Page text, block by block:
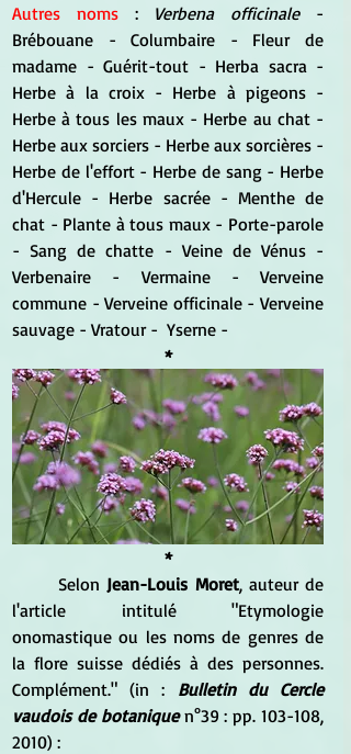
Autres noms : Verbena officinale -
Brébouane - Columbaire - Fleur de
madame - Guérit-tout - Herba sacra -
Herbe à tous les maux -
Herbe aux sorciers - Herbe aux sorcières -
Herbe de l'effort - Herbe de sang - Herbe
d'Hercule - Herbe sacrée - Menthe de
chat - Plante à tous maux - Porte-parole
- Sang de chatte - Veine de Vénus -
Verbenaire - Vermaine - Verveine
commune - Verveine officinale - Verveine
sauvage - Vratour -  Yserne -
*
*
	Selon
Jean-Louis Moret, auteur de
l'article intitulé "Etymologie
onomastique ou les noms de genres de
la flore suisse dédiés à des personnes.
Complément." (in : Bulletin du Cercle
vaudois de botanique n°39 : pp. 103-108,
2010) :